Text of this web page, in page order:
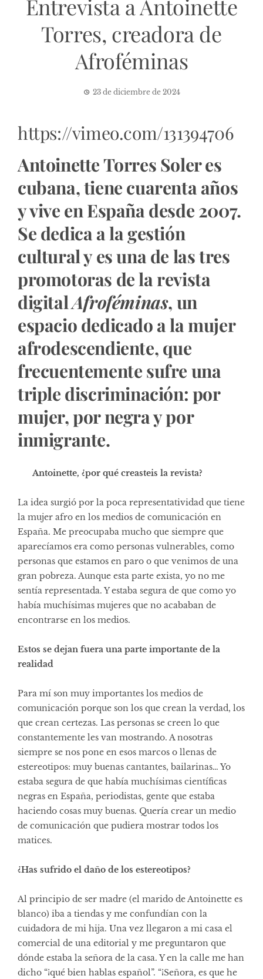
Entrevista a Antoinette
Torres, creadora de
Afroféminas
23 de diciembre de 2024
https://vimeo.com/131394706
Antoinette Torres Soler es
cubana, tiene cuarenta años
y vive en España desde 2007.
Se dedica a la gestión
cultural y es una de las tres
promotoras de la revista
digitalAfroféminas, un
espacio dedicado a la mujer
afrodescendiente, que
frecuentemente sufre una
triple discriminación: por
mujer, por negra y por
inmigrante.
Antoinette, ¿por qué creasteis la revista?
La idea surgió por la poca representatividad que tiene
la mujer afro en los medios de comunicación en
España. Me preocupaba mucho que siempre que
aparecíamos era como personas vulnerables, como
personas que estamos en paro o que venimos de una
gran pobreza. Aunque esta parte exista, yo no me
sentía representada. Y estaba segura de que como yo
había muchísimas mujeres que no acababan de
encontrarse en los medios.
Estos se dejan fuera una parte importante de la
realidad
Para mí son muy importantes los medios de
comunicación porque son los que crean la verdad, los
que crean certezas. Las personas se creen lo que
constantemente les van mostrando. A nosotras
siempre se nos pone en esos marcos o llenas de
estereotipos: muy buenas cantantes, bailarinas… Yo
estaba segura de que había muchísimas científicas
negras en España, periodistas, gente que estaba
haciendo cosas muy buenas. Quería crear un medio
de comunicación que pudiera mostrar todos los
matices.
¿Has sufrido el daño de los estereotipos?
Al principio de ser madre (el marido de Antoinette es
blanco) iba a tiendas y me confundían con la
cuidadora de mi hija. Una vez llegaron a mi casa el
comercial de una editorial y me preguntaron que
dónde estaba la señora de la casa. Y en la calle me han
dicho “¡qué bien hablas español”. “¡Señora, es que he